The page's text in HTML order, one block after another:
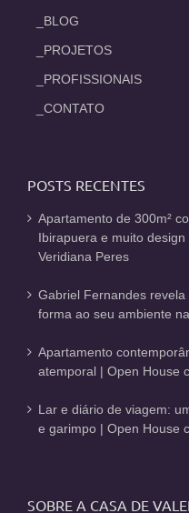
_BLOG
_PROJETOS
_PROFISSIONAIS
_CONTATO
POSTS RECENTES
Apartamento de 300m²
Ibirapuera e muito
Veridiana Peres
Gabriel Fernandes
forma ao seu ambiente
Apartamento
atemporal | Open House
Lar e diário de viagem:
e garimpo | Open House
SOBRE A CASA DE